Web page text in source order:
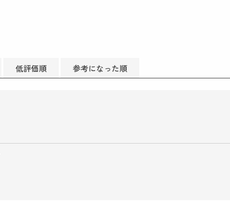
低評価順 参考になった順